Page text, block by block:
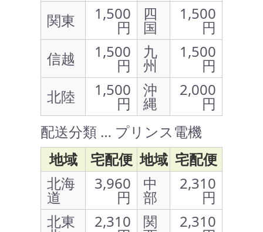
関東
1,500
円
四
国
1,500
円
信越
1,500
円
九
州
1,500
円
北陸
1,500
円
沖
縄
2,000
円
配送分類 … プリンス電機
地域
宅配便 地域 宅配便
北海
道
3,960
円
中
部
2,310
円
北東
2,310 関 2,310